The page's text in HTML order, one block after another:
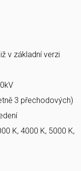
v základní verzi
3 přechodových)
K, 4000 K, 5000 K,